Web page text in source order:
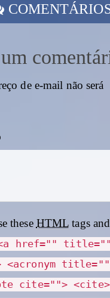
de e-mail não será
these HTML tags and
href=""
cite=""> <cite>